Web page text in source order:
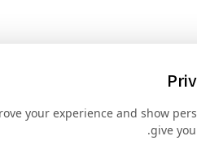
your experience and show
give